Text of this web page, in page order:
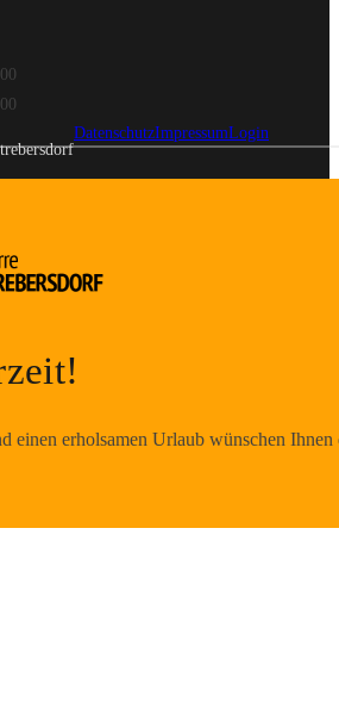
DatenschutzImpressumLogin
einen erholsamen Urlaub wünschen